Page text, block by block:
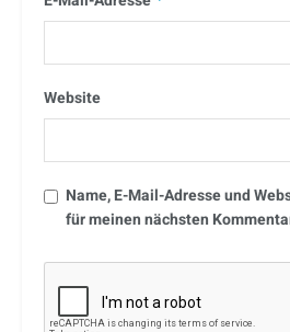
Website
Name, E-Mail-Adresse und
für meinen nächsten